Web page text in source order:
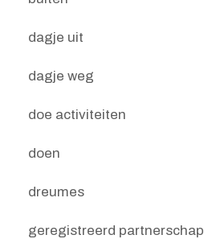
dagje uit
dagje weg
doe activiteiten
doen
dreumes
geregistreerd partnerschap